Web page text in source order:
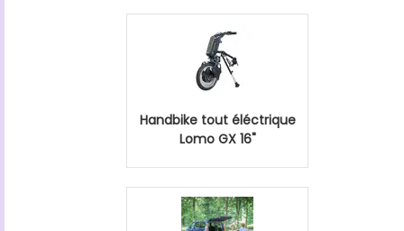
Handbike tout éléctrique
Lomo GX 16"